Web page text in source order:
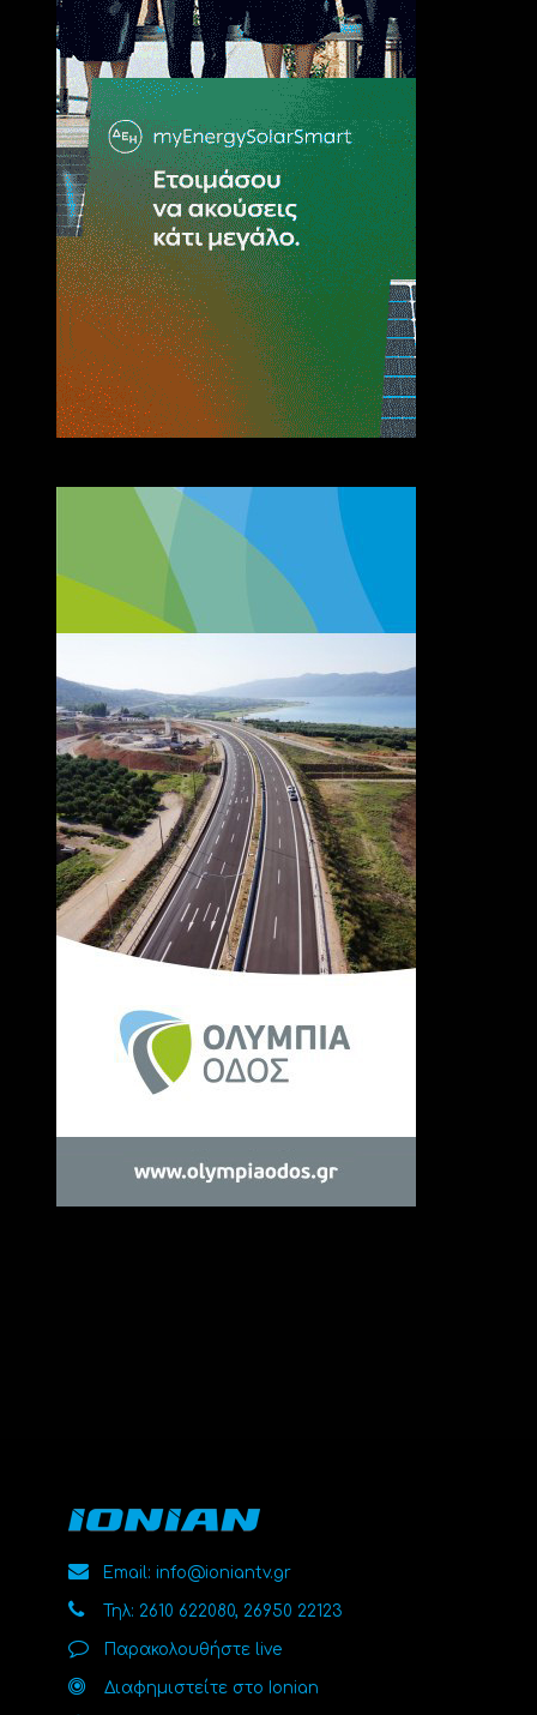
Email: info@ioniantv.gr
Τηλ: 2610 622080, 26950 22123
Παρακολουθήστε live
Διαφημιστείτε στο Ionian